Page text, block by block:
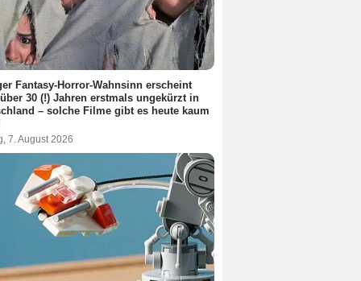
Fantasy-Horror-Wahnsinn erscheint
30 (!) Jahren erstmals ungekürzt in
– solche Filme gibt es heute kaum
7. August 2026